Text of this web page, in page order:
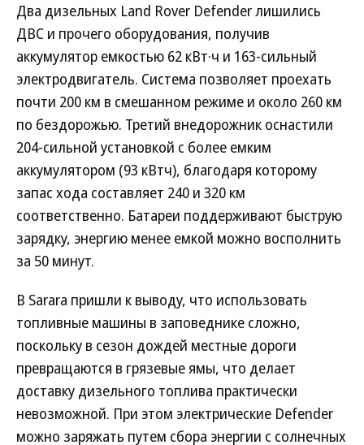
Два дизельных Land Rover Defender лишились
ДВС и прочего оборудования, получив
аккумулятор емкостью 62 кВт·ч и 163-сильный
электродвигатель. Система позволяет проехать
почти 200 км в смешанном режиме и около 260 км
по бездорожью. Третий внедорожник оснастили
204-сильной установкой с более емким
аккумулятором (93 кВтч), благодаря которому
запас хода составляет 240 и 320 км
соответственно. Батареи поддерживают быструю
зарядку, энергию менее емкой можно восполнить
за 50 минут.
В Sarara пришли к выводу, что использовать
топливные машины в заповеднике сложно,
поскольку в сезон дождей местные дороги
превращаются в грязевые ямы, что делает
доставку дизельного топлива практически
невозможной. При этом электрические Defender
можно заряжать путем сбора энергии с солнечных